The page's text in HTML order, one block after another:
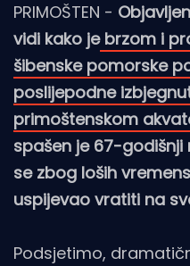
PRIMOŠTEN -
vidi kako jebrzom i
šibenske pomorske
poslijepodne
primoštenskom
spašen je 67-godišnji
se zbog loših
uspijevao vratiti na
Podsjetimo,